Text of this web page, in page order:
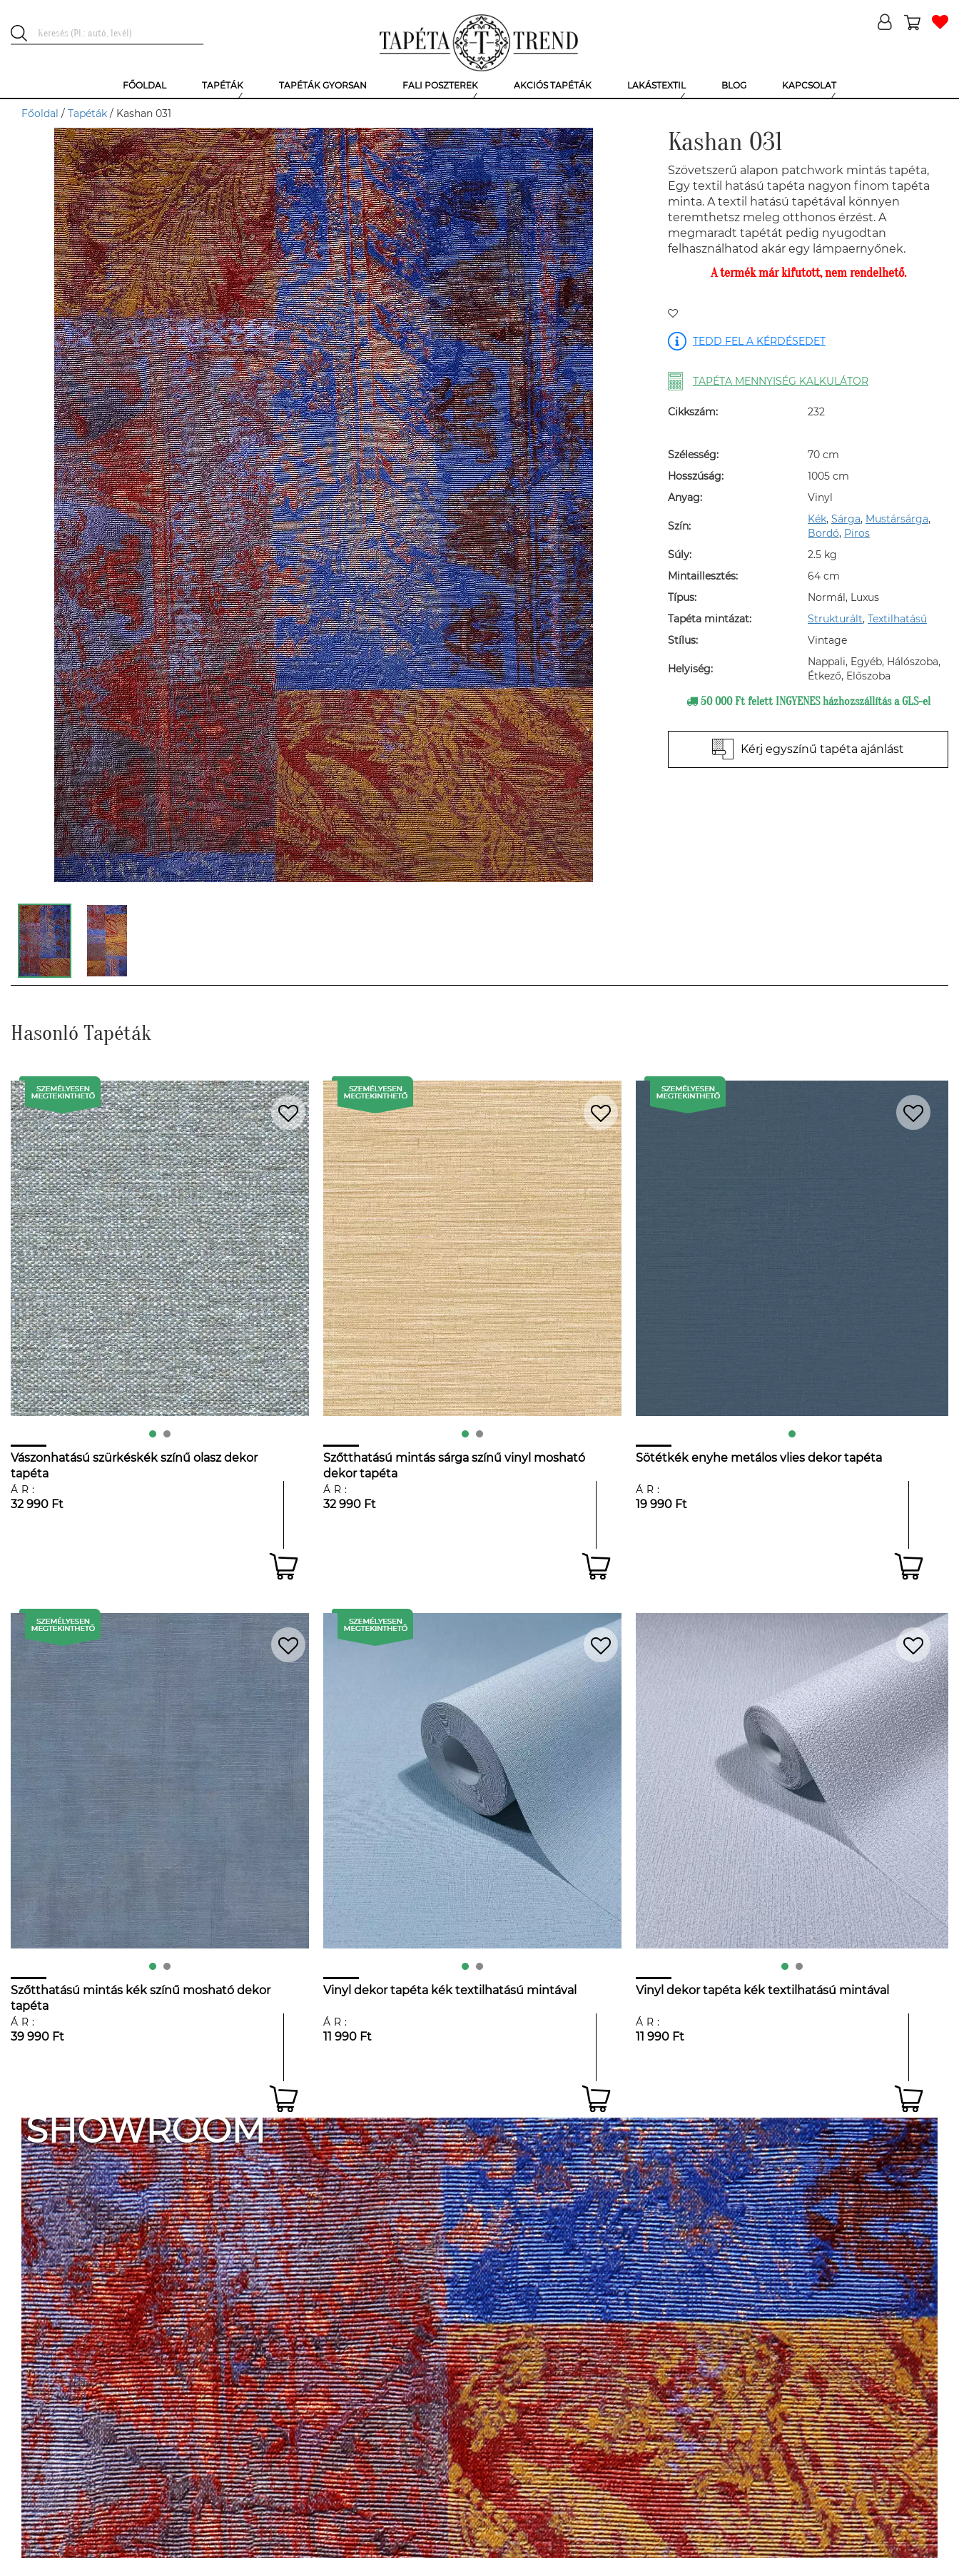
FŐOLDAL TAPÉTÁK TAPÉTÁK GYORSAN FALI POSZTEREK AKCIÓS TAPÉTÁK LAKÁSTEXTIL BLOG KAPCSOLAT
Főoldal / Tapéták / Kashan 031
Kashan 031
Szövetszerű alapon patchwork mintás tapéta,
Egy textil hatású tapéta nagyon finom tapéta
minta. A textil hatású tapétával könnyen
teremthetsz meleg otthonos érzést. A
megmaradt tapétát pedig nyugodtan
felhasználhatod akár egy lámpaernyőnek.
A termék már kifutott, nem rendelhető.
TEDD FEL A KÉRDÉSEDET
TAPÉTA MENNYISÉG KALKULÁTOR
Cikkszám: 232
Szélesség:
70 cm
Hosszúság:
1005 cm
Anyag:
Vinyl
Szín:
Kék, Sárga, Mustársárga,
Bordó, Piros
Súly:
2.5 kg
Mintaillesztés:
64 cm
Típus:
Normál, Luxus
Tapéta mintázat:
Strukturált, Textilhatású
Stílus:
Vintage
Helyiség:
Nappali, Egyéb, Hálószoba,
Étkező, Előszoba
50 000 Ft felett INGYENES házhozszállítás a GLS-el
Kérj egyszínű tapéta ajánlást
Hasonló Tapéták
Vászonhatású szürkéskék színű olasz dekor
tapéta
ÁR:
32 990 Ft
Szőtthatású mintás sárga színű vinyl mosható
dekor tapéta
ÁR:
32 990 Ft
Sötétkék enyhe metálos vlies dekor tapéta
ÁR:
19 990 Ft
Szőtthatású mintás kék színű mosható dekor
tapéta
ÁR:
39 990 Ft
Vinyl dekor tapéta kék textilhatású mintával
ÁR:
11 990 Ft
Vinyl dekor tapéta kék textilhatású mintával
ÁR:
11 990 Ft
SHOWROOM